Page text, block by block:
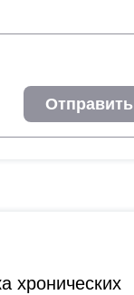
Отправить
хронических